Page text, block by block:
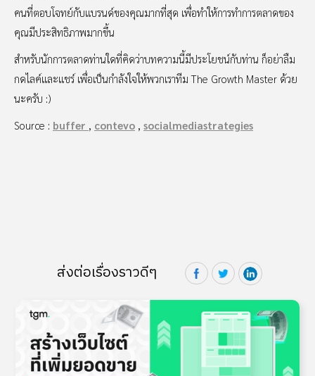
คนที่ตอบโจทย์กับแบรนด์ของคุณมากที่สุด เพื่อทำให้การทำการตลาดของ
คุณมีประสิทธิภาพมากขึ้น
สำหรับนักการตลาดท่านใดที่คิดว่าบทความนี้มีประโยชน์กับท่าน ก็อย่าลืม
กดไลค์และแชร์ เพื่อเป็นกำลังใจให้พวกเราทีม The Growth Master ด้วย
นะครับ :)
Source : buffer , contevo , socialmediastrategies
ส่งต่อเรื่องราวดีๆ